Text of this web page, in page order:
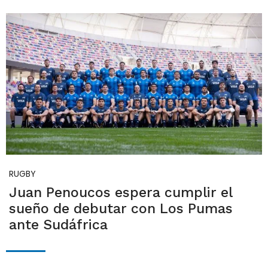
RUGBY
Juan Penoucos espera cumplir el
sueño de debutar con Los Pumas
ante Sudáfrica